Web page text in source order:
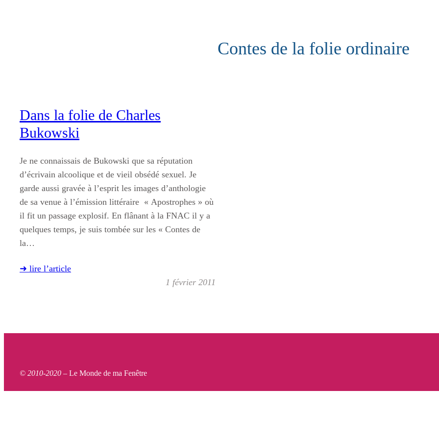
Contes de la folie ordinaire
Dans la folie de Charles
Bukowski
Je ne connaissais de Bukowski que sa réputation
d’écrivain alcoolique et de vieil obsédé sexuel. Je
garde aussi gravée à l’esprit les images d’anthologie
de sa venue à l’émission littéraire « Apostrophes » où
il fit un passage explosif. En flânant à la FNAC il y a
quelques temps, je suis tombée sur les « Contes de
la…
➜ lire l’article
1 février 2011
© 2010-2020 – Le Monde de ma Fenêtre